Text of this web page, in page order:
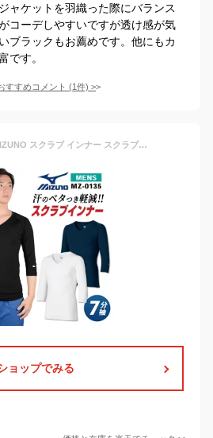
ャケットを羽織った際にバランス
コーデしやすいですが透け感が気
ブラックもお薦めです。他にもカ
です。
すすめコメント (1件) >
[即日出荷] ミズノ MIZUNO スクラブ インナー スクラブインナーシャツ メンズ アンダーウェア インナーウェア 七分袖 ストレッチ 吸汗 速乾 医療 看護師 介護士 春夏 秋冬 ホワイト 白 ネイビー ブラック 黒 S M L 大きいサイズ チトセ [ネコポス] ct-mz0135
ョップでみる